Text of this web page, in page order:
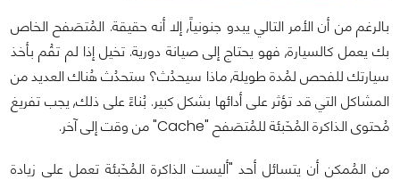
بالرغم من أن الأمر التالي يبدو جنونياً, إلا أنه حقيقة. المُتصَفح الخاص
بك يعمل كالسيارة, فهو يحتاج إلى صيانة دورية. تخيل إذا لم تقُم بأخذ
سيارتك للفحص لمُدة طويلة, ماذا سيحدُث؟ ستحدُث هُناك العديد من
المشاكل التي قد تؤثر على أدائها بشكل كبير. بُناءً على ذلك, يجب تفريغ
مُحتوى الذاكرة المُخَبئة للمُتصَفح "Cache" من وقت إلى آخر.
من المُمكن أن يتسائل أحد "أليست الذاكرة المُخَبئة تعمل على زيادة